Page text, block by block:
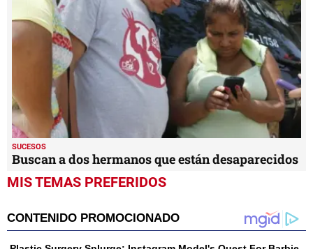
SUCESOS
Buscan a dos hermanos que están desaparecidos
MIS TEMAS PREFERIDOS